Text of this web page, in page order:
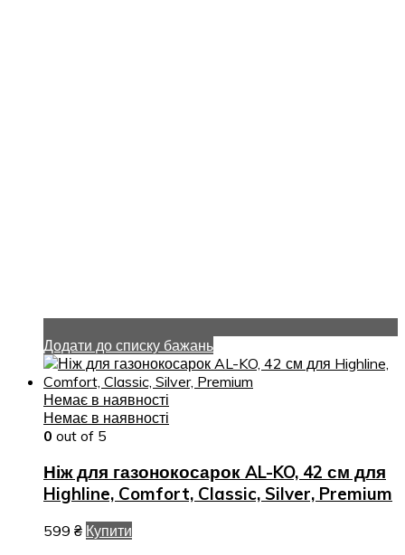
Додати до списку бажань
Немає в наявності
Немає в наявності
0 out of 5
Ніж для газонокосарок AL-KO, 42 см для
Highline, Comfort, Classic, Silver, Premium
599 ₴ Купити